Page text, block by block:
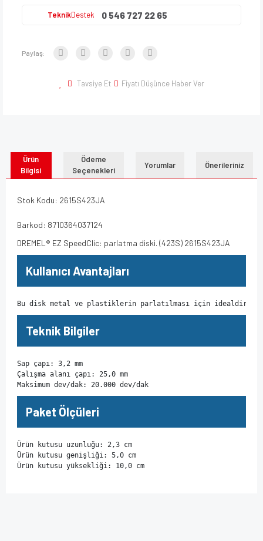
TeknikDestek 0 546 727 22 65
Paylaş:
Tavsiye Et Fiyatı Düşünce Haber Ver
Ürün
Bilgisi
Ödeme
Seçenekleri
Yorumlar Önerileriniz
Stok Kodu: 2615S423JA
Barkod: 8710364037124
DREMEL® EZ SpeedClic: parlatma diski. (423S) 2615S423JA
Kullanıcı Avantajları
Bu disk metal ve plastiklerin parlatılması için idealdir.
Teknik Bilgiler
Sap çapı: 3,2 mm
Çalışma alanı çapı: 25,0 mm
Maksimum dev/dak: 20.000 dev/dak
Paket Ölçüleri
Ürün kutusu uzunluğu: 2,3 cm
Ürün kutusu genişliği: 5,0 cm
Ürün kutusu yüksekliği: 10,0 cm